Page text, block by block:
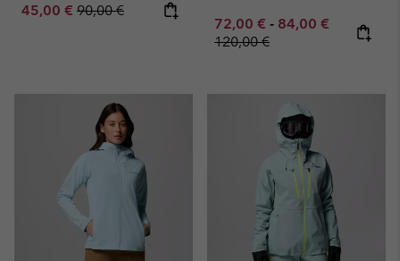
Sale price:
45,00 € Regular price:
90,00 €
Minimum sale price:
72,00 € - Maximum sale
84,00 € Regular
120,00 €